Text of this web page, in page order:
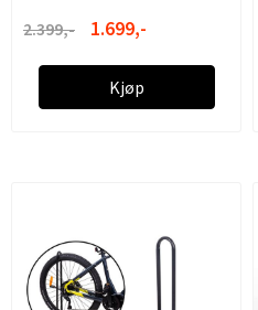
2.399,-
1.699,-
Kjøp